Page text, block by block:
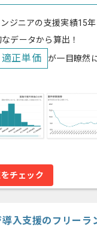
ジニアの支援実績15
データから算出！
適正単価 が一目瞭然
チェック
入支援のフリーラ